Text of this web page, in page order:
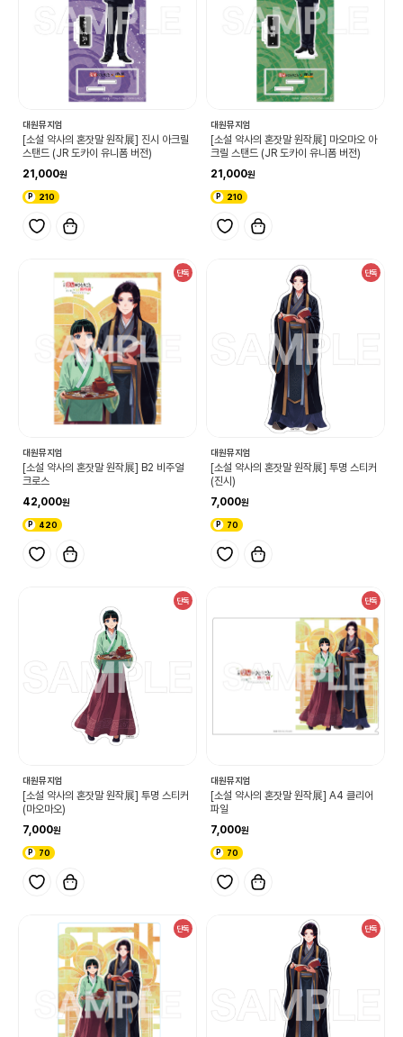
대원뮤지엄
[소설 약사의 혼잣말 원작展] 진시 아크릴
스탠드 (JR 도카이 유니폼 버전)
21,000
210
대원뮤지엄
[소설 약사의 혼잣말 원작展] 마오마오 아
크릴 스탠드 (JR 도카이 유니폼 버전)
21,000
210
단독
대원뮤지엄
[소설 약사의 혼잣말 원작展] B2 비주얼
크로스
42,000
420
단독
대원뮤지엄
[소설 약사의 혼잣말 원작展] 투명 스티커
(진시)
7,000
70
단독
대원뮤지엄
[소설 약사의 혼잣말 원작展] 투명 스티커
(마오마오)
7,000
70
단독
대원뮤지엄
[소설 약사의 혼잣말 원작展] A4 클리어
파일
7,000
70
단독 단독